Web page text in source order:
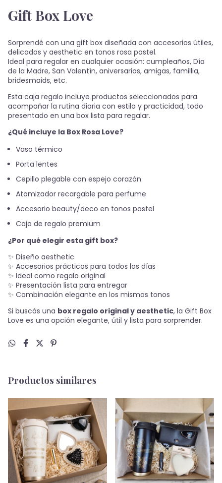
Gift Box Love
Sorprendé con una gift box diseñada con accesorios útiles,
delicados y aesthetic en tonos rosa pastel.
Ideal para regalar en cualquier ocasión: cumpleaños, Día
de la Madre, San Valentín, aniversarios, amigas, famillia,
bridesmaids, etc.
Esta caja regalo incluye productos seleccionados para
acompañar la rutina diaria con estilo y practicidad, todo
presentado en una box lista para regalar.
¿Qué incluye la Box Rosa Love?
Vaso térmico
Porta lentes
Cepillo plegable con espejo corazón
Atomizador recargable para perfume
Accesorio beauty/deco en tonos pastel
Caja de regalo premium
¿Por qué elegir esta gift box?
✨ Diseño aesthetic
✨ Accesorios prácticos para todos los días
✨ Ideal como regalo original
✨ Presentación lista para entregar
✨ Combinación elegante en los mismos tonos
Si buscás una box regalo original y aesthetic, la Gift Box
Love es una opción elegante, útil y lista para sorprender.
Productos similares